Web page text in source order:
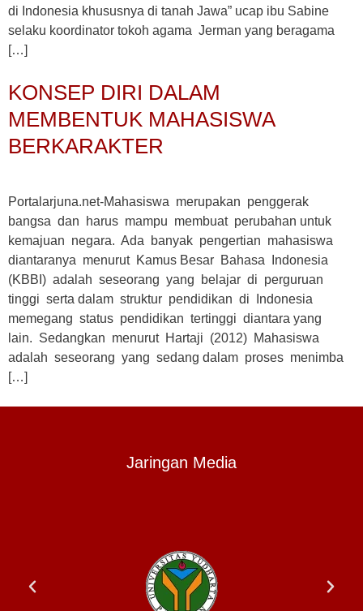
di Indonesia khususnya di tanah Jawa” ucap ibu Sabine
selaku koordinator tokoh agama Jerman yang beragama
[…]
KONSEP DIRI DALAM
MEMBENTUK MAHASISWA
BERKARAKTER
Portalarjuna.net-Mahasiswa merupakan penggerak
bangsa dan harus mampu membuat perubahan untuk
kemajuan negara. Ada banyak pengertian mahasiswa
diantaranya menurut Kamus Besar Bahasa Indonesia
(KBBI) adalah seseorang yang belajar di perguruan
tinggi serta dalam struktur pendidikan di Indonesia
memegang status pendidikan tertinggi diantara yang
lain. Sedangkan menurut Hartaji (2012) Mahasiswa
adalah seseorang yang sedang dalam proses menimba
[…]
Jaringan Media